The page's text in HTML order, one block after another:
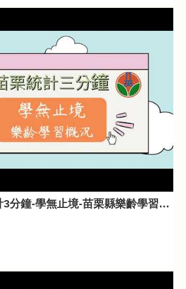
112年-苗栗統計3分鐘-學無止境-苗栗縣樂齡學習概況